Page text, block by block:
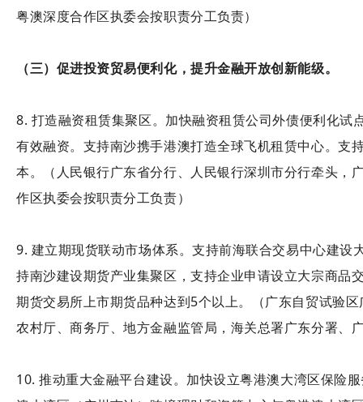
粤澳深度合作区执委会按职责分工负责）
（三）促进投资贸易便利化，提升金融开放创新能级。
8. 打造融资租赁集聚区。加快融资租赁公司外债便利化试
有效融资。支持南沙携手港澳打造全球飞机租赁中心。支
本。（人民银行广东省分行、人民银行深圳市分行牵头，
作区执委会按职责分工负责）
9. 建立期现货联动市场体系。支持前海联合交易中心建
持南沙建设期货产业集聚区，支持企业申请设立大宗商品
期货交易所上市期货品种达到5个以上。（广东自贸试验
农村厅、商务厅、地方金融监管局，海关总署广东分署、
10. 推动重大金融平台建设。加快设立粤港澳大湾区保险